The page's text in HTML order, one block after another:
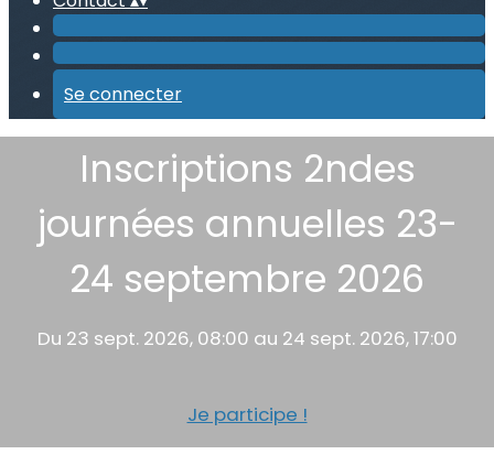
Se connecter
Inscriptions 2ndes
journées annuelles 23-
24 septembre 2026
Du 23 sept. 2026, 08:00 au 24 sept. 2026, 17:00
Je participe !